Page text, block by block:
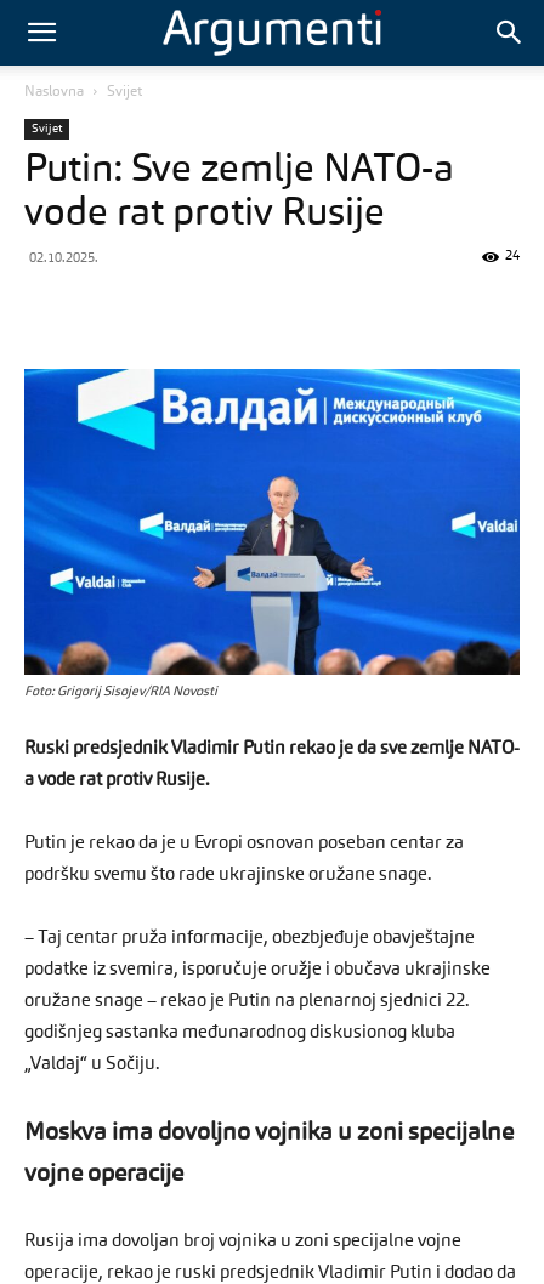
Naslovna Svijet
Svijet
Putin: Sve zemlje NATO-a
vode rat protiv Rusije
02.10.2025. 24
Foto: Grigorij Sisojev/RIA Novosti
Ruski predsjednik Vladimir Putin rekao je da sve zemlje NATO-
a vode rat protiv Rusije.
Putin je rekao da je u Evropi osnovan poseban centar za
podršku svemu što rade ukrajinske oružane snage.
– Taj centar pruža informacije, obezbjeđuje obavještajne
podatke iz svemira, isporučuje oružje i obučava ukrajinske
oružane snage – rekao je Putin na plenarnoj sjednici 22.
godišnjeg sastanka međunarodnog diskusionog kluba
„Valdaj“ u Sočiju.
Moskva ima dovoljno vojnika u zoni specijalne
vojne operacije
Rusija ima dovoljan broj vojnika u zoni specijalne vojne
operacije, rekao je ruski predsjednik Vladimir Putin i dodao da